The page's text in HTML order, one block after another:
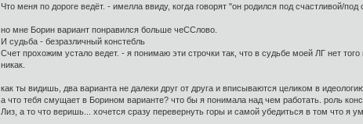
Что меня по дороге ведёт. - имелла ввиду, когда говорят "он родился под счастливой/
но мне Борин вариант понравился больше чеССлово.
И судьба - безразличный констебль
Счет прохожим устало ведет. - я понимаю эти строчки так, что в судьбе моей ЛГ нет
никак.
как ты видишь, два варианта не далеки друг от друга и вписываются целиком в
а что тебя смущает в Борином варианте? что бы я понимала над чем работать. роль
Лиз, а то что веришь... хочется сразу перевернуть горы и самой убедиться в том что я